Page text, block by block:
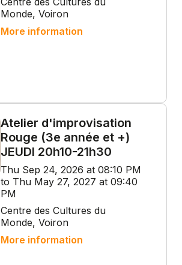
Monde, Voiron
More information
Atelier d'improvisation
Rouge (3e année et +)
JEUDI 20h10-21h30
Thu Sep 24, 2026 at 08:10 PM
to Thu May 27, 2027 at 09:40
PM
Centre des Cultures du
Monde, Voiron
More information